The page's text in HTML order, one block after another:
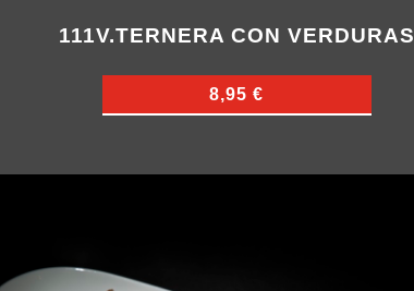
111V.TERNERA CON VERDURAS
8,95 €